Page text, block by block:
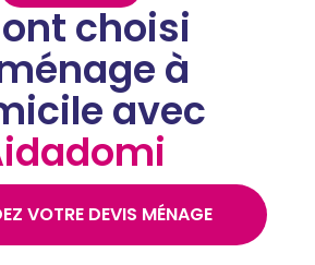
choisi
à
avec
VOTRE DEVIS MÉNAGE